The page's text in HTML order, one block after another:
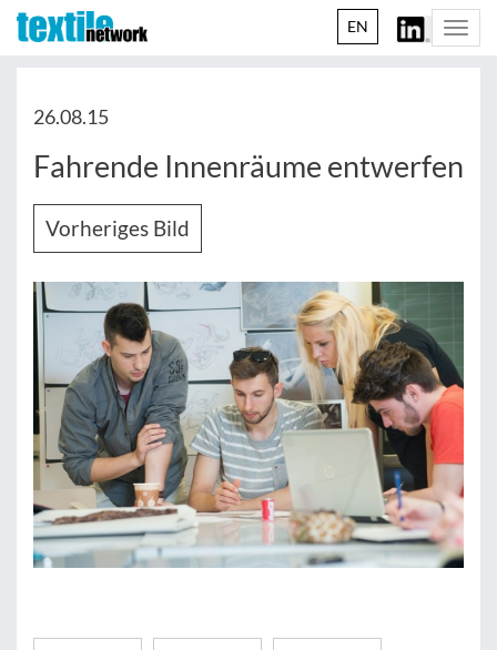
EN
26.08.15
Fahrende Innenräume entwerfen
Vorheriges Bild